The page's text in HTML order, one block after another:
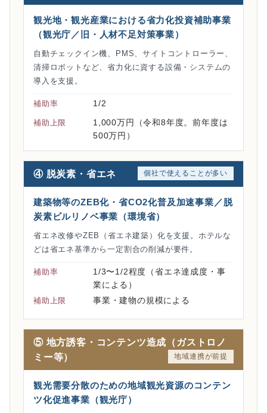
観光地・観光産業における省力化投資補助事業
（観光庁／旧・人材不足対策事業）
自動チェックイン機、PMS、サイトコントローラー、
清掃ロボットなど、省力化に資する設備・システムの
導入を支援。
補助率 1/2
補助上限
1,000万円（令和8年度。前年度は
500万円）
④ 脱炭素・省エネ 個社で使えることが多い
建築物等のZEB化・省CO2化普及加速事業／脱
炭素ビルリノベ事業（環境省）
省エネ改修やZEB（省エネ建築）化を支援。ホテルな
どは省エネ基準から一定割合の削減が要件。
補助率
1/3〜1/2程度（省エネ達成度・事
業による）
補助上限 事業・建物の規模による
⑤ 地方誘客・コンテンツ造成（ガストロノ
ミー等）
地域連携が前提
観光需要分散のための地域観光資源のコンテン
ツ化促進事業（観光庁）